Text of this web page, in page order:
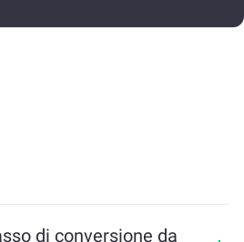
di conversione da